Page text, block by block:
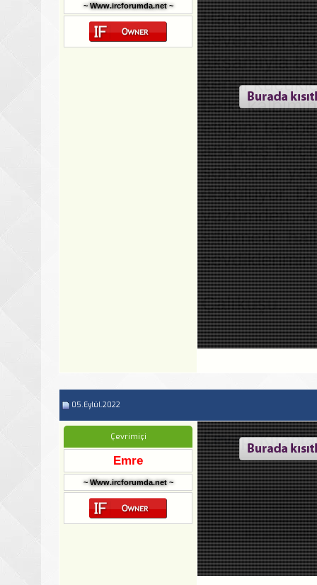
~ Www.ircforumda.net ~
Hangi ümide
seversem
akşamıyla
kendi
belki
ettiğim
ana kuş
sonbahar
dökülüyor.
yüzümden,
silinmedi;
Çalıkuşu..
05.Eylül.2022
Çevrimiçi
Emre
~ Www.ircforumda.net ~
Cevap: